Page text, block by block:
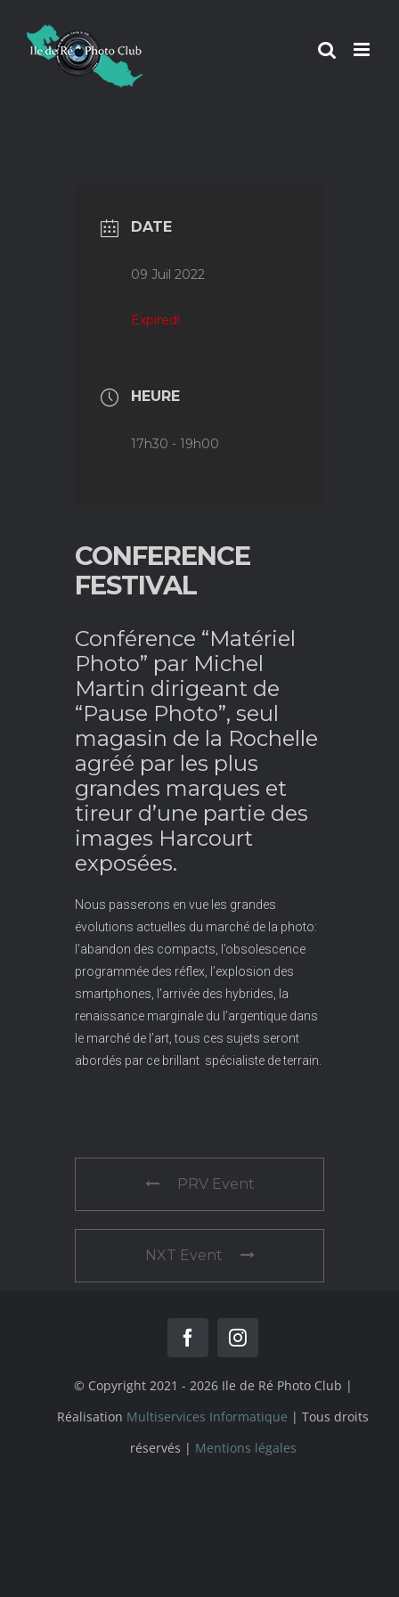
DATE
09 Juil 2022
Expired!
HEURE
17h30 - 19h00
CONFERENCE
FESTIVAL
Conférence “Matériel
Photo” par Michel
Martin dirigeant de
“Pause Photo”, seul
magasin de la Rochelle
agréé par les plus
grandes marques et
tireur d’une partie des
images Harcourt
exposées.
Nous passerons en vue les grandes
évolutions actuelles du marché de la photo:
l’abandon des compacts, l’obsolescence
programmée des réflex, l’explosion des
smartphones, l’arrivée des hybrides, la
renaissance marginale du l’argentique dans
le marché de l’art, tous ces sujets seront
abordés par ce brillant spécialiste de terrain.
PRV Event
NXT Event
© Copyright 2021 - 2026 Ile de Ré Photo Club |
Réalisation Multiservices Informatique | Tous droits
réservés | Mentions légales